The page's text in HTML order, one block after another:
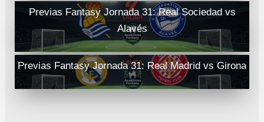
Previas Fantasy Jornada 31: Real Sociedad vs
Alavés
Previas Fantasy Jornada 31: Real Madrid vs Girona